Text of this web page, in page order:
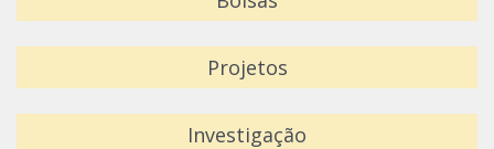
Projetos
Investigação